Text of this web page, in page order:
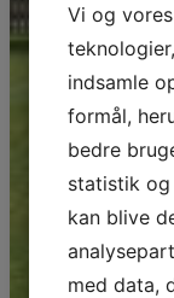
Vi og
indsamle
formål,
bedre
statistik og
kan blive
med data,